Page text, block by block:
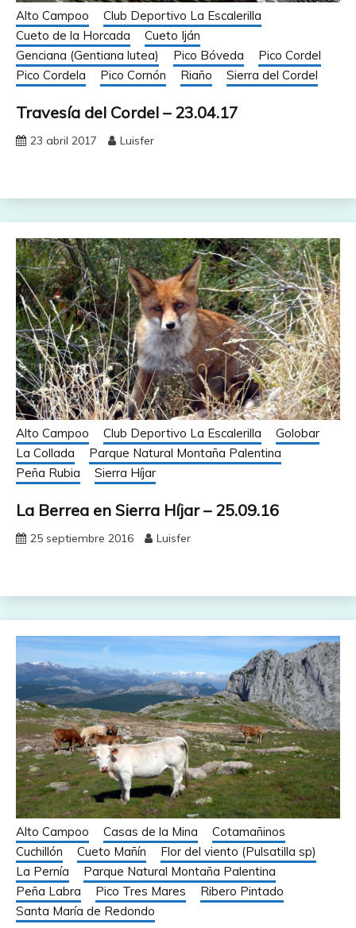
Alto Campoo
Club Deportivo La Escalerilla
Cueto de la Horcada
Cueto Iján
Genciana (Gentiana lutea)
Pico Bóveda
Pico Cordel
Pico Cordela
Pico Cornón Riaño Sierra del Cordel
Travesía del Cordel – 23.04.17
23 abril 2017 Luisfer
Alto Campoo Club Deportivo La Escalerilla
Golobar
La Collada
Parque Natural Montaña Palentina
Peña Rubia
Sierra Híjar
La Berrea en Sierra Híjar – 25.09.16
25 septiembre 2016 Luisfer
Alto Campoo Casas de la Mina
Cotamañinos
Cuchillón
Cueto Mañín
Flor del viento (Pulsatilla sp)
La Pernía
Parque Natural Montaña Palentina
Peña Labra
Pico Tres Mares
Ribero Pintado
Santa María de Redondo